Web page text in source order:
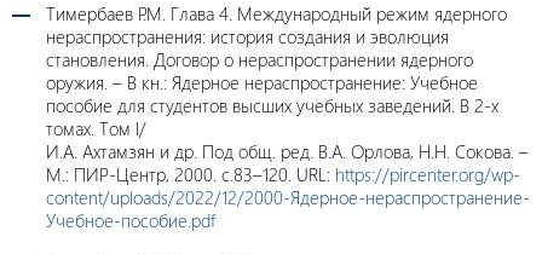
Тимербаев Р.М. Глава 4. Международный режим ядерного
нераспространения: история создания и эволюция
становления. Договор о нераспространении ядерного
оружия. – В кн.: Ядерное нераспространение: Учебное
пособие для студентов высших учебных заведений. В 2-х
томах. Том I/
И.А. Ахтамзян и др. Под общ. ред. В.А. Орлова, Н.Н. Сокова. –
М.: ПИР-Центр, 2000. с.83–120. URL: https://pircenter.org/wp-
content/uploads/2022/12/2000-Ядерное-нераспространение-
Учебное-пособие.pdf